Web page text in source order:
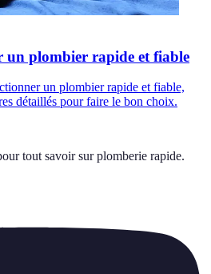
un plombier rapide et fiable
un plombier rapide et fiable,
détaillés pour faire le bon choix.
tout savoir sur plomberie rapide.